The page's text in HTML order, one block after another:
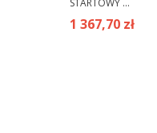
STARTOWY ...
1 367,70 zł